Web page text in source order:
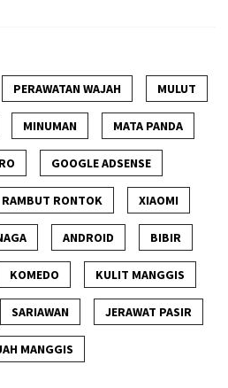
PERAWATAN WAJAH MULUT
MINUMAN MATA PANDA
GOOGLE ADSENSE
RAMBUT RONTOK XIAOMI
ANDROID BIBIR
KOMEDO KULIT MANGGIS
SARIAWAN JERAWAT PASIR
MANGGIS